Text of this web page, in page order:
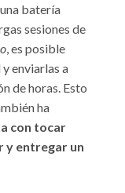
batería
sesiones de
, es posible
enviarlas a
de horas. Esto
ha
con tocar
y entregar un